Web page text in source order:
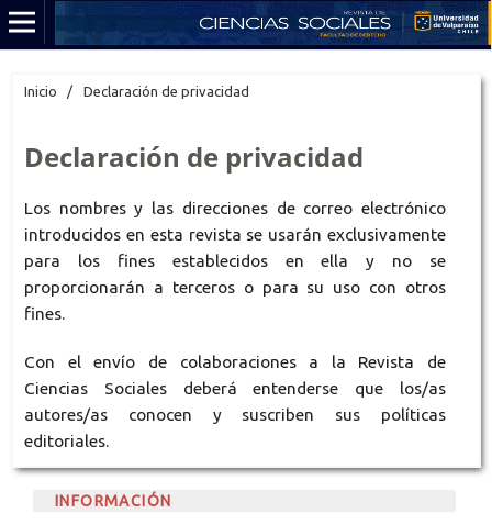
Inicio / Declaración de privacidad
Declaración de privacidad
Los nombres y las direcciones de correo electrónico
introducidos en esta revista se usarán exclusivamente
para los fines establecidos en ella y no se
proporcionarán a terceros o para su uso con otros
fines.
Con el envío de colaboraciones a la Revista de
Ciencias Sociales deberá entenderse que los/as
autores/as conocen y suscriben sus políticas
editoriales.
INFORMACIÓN